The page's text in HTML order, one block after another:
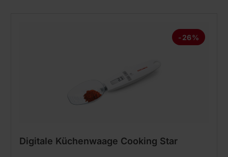
-26%
Digitale Küchenwaage Cooking Star